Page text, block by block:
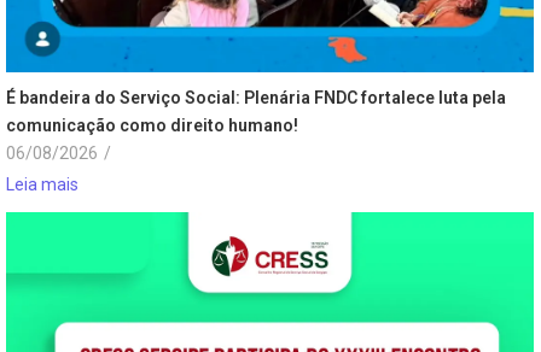
É bandeira do Serviço Social: Plenária FNDC fortalece luta pela
comunicação como direito humano!
06/08/2026 /
Leia mais